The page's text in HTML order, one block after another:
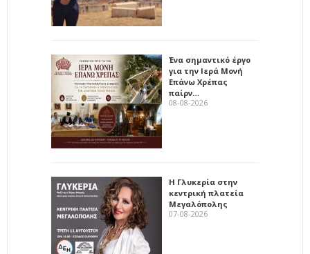
Ένα σημαντικό έργο
για την Ιερά Μονή
Επάνω Χρέπας
παίρν…
08-08-2026
Η Γλυκερία στην
κεντρική πλατεία
Μεγαλόπολης
07-08-2026